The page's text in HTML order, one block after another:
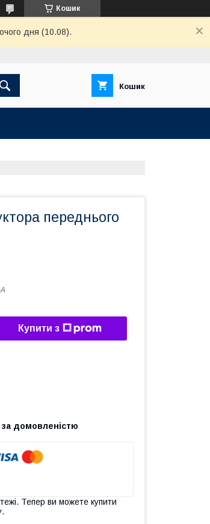
Кошик
дня (10.08).
Кошик
переднього
Купити з
за домовленістю
Тепер ви можете купити